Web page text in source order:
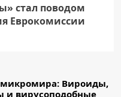
стал поводом
Еврокомиссии
Вироиды,
и вирусоподобные